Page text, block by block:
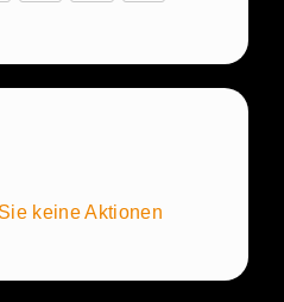
keine Aktionen